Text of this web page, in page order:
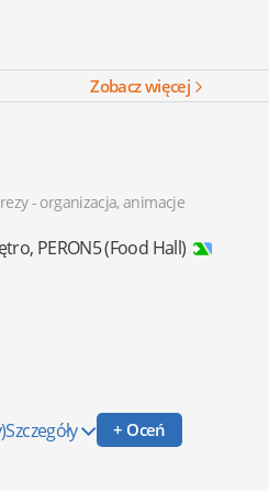
Zobacz więcej
- organizacja, animacje
PERON5 (Food Hall)
Szczegóły + Oceń